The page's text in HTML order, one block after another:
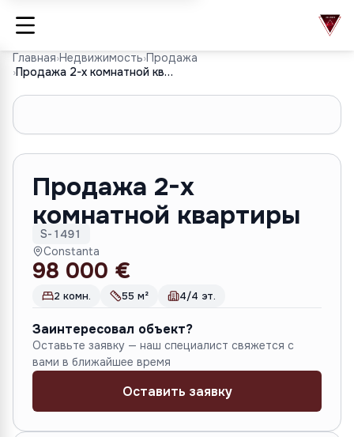
Главная›Недвижимость›Продажа
›
Продажа 2-х комнатной квартиры
1/9
Продажа 2-х
комнатной квартиры
S-1491
Constanta
98 000 €
2 комн. 55 м² 4/4 эт.
Заинтересовал объект?
Оставьте заявку — наш специалист свяжется с
вами в ближайшее время
Оставить заявку